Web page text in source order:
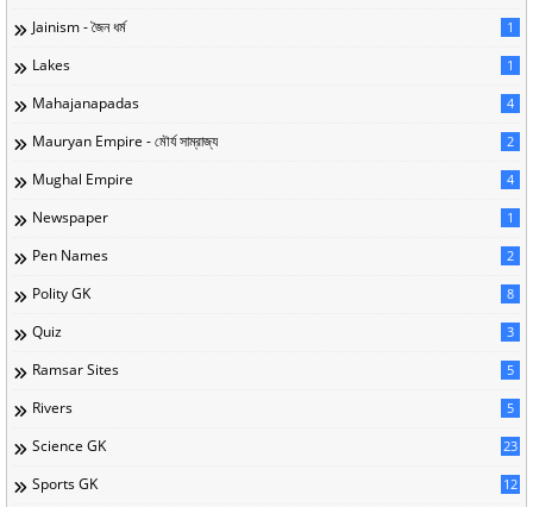
Jainism - জৈন ধর্ম 1
Lakes 1
Mahajanapadas 4
Mauryan Empire - মৌর্য সাম্রাজ্য 2
Mughal Empire 4
Newspaper 1
Pen Names 2
Polity GK 8
Quiz 3
Ramsar Sites 5
Rivers 5
Science GK 23
Sports GK 12